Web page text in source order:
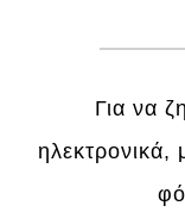
Για να